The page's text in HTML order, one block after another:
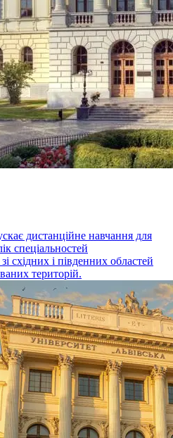
дистанційне навчання для
спеціальностей
східних і південних областей
територій.